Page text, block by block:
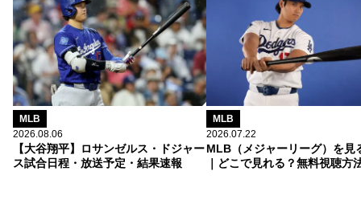
MLB
2026.08.06
【大谷翔平】ロサンゼルス・ドジャー
ス試合日程・放送予定・結果速報
MLB
2026.07.22
MLB（メジャーリーグ）を見
｜どこで見れる？無料視聴方